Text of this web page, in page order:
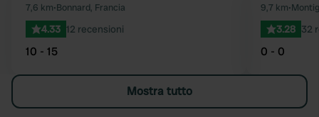
Preferito
7,6 km•Bonnard, Francia
4.33 12 recensioni
10 - 15
9,7 km•
3.28 32
0 - 0
Mostra tutto